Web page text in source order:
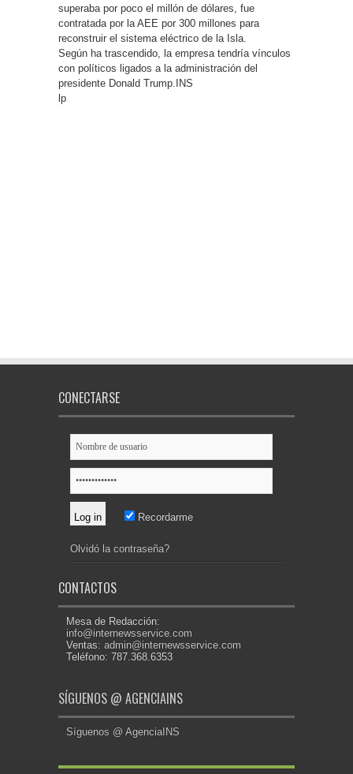
superaba por poco el millón de dólares, fue
contratada por la AEE por 300 millones para
reconstruir el sistema eléctrico de la Isla.
Según ha trascendido, la empresa tendría vínculos
con políticos ligados a la administración del
presidente Donald Trump.INS
lp
CONECTARSE
Recordarme
Olvidó la contraseña?
CONTACTOS
Mesa de Redacción:
info@internewsservice.com
Ventas: admin@internewsservice.com
Teléfono: 787.368.6353
SÍGUENOS @ AGENCIAINS
Síguenos @ AgenciaINS